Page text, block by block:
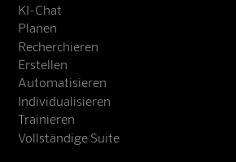
KI-Chat
Planen
Recherchieren
Erstellen
Automatisieren
Individualisieren
Trainieren
Vollständige Suite